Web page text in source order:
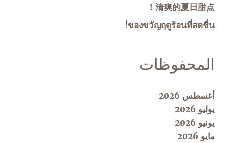
清爽的夏日甜点！
ของขวัญฤดูร้อนที่สดชื่น!
المحفوظات
أغسطس 2026
يوليو 2026
يونيو 2026
مايو 2026